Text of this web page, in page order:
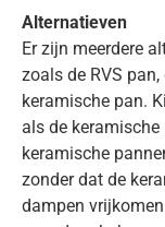
Alternatieven
Er zijn meerdere
zoals de RVS
keramische pan.
als de
keramische
zonder dat de
dampen